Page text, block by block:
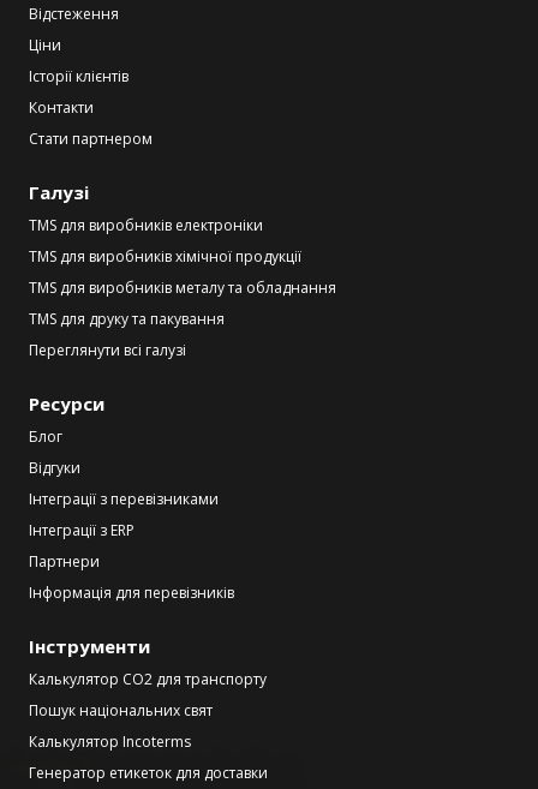
Відстеження
Ціни
Історії клієнтів
Контакти
Стати партнером
Галузі
TMS для виробників електроніки
TMS для виробників хімічної продукції
TMS для виробників металу та обладнання
TMS для друку та пакування
Переглянути всі галузі
Ресурси
Блог
Відгуки
Інтеграції з перевізниками
Інтеграції з ERP
Партнери
Інформація для перевізників
Інструменти
Калькулятор CO2 для транспорту
Пошук національних свят
Калькулятор Incoterms
Генератор етикеток для доставки